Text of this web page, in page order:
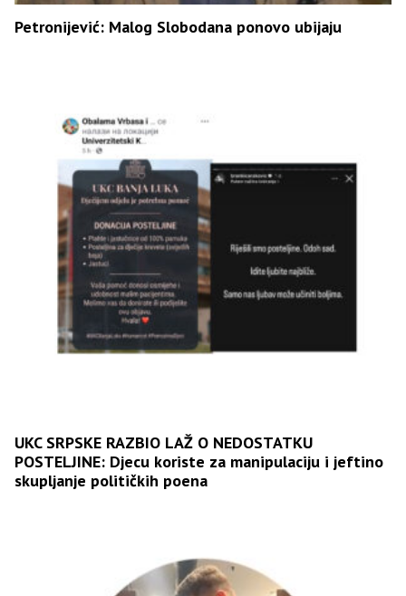
Petronijević: Malog Slobodana ponovo ubijaju
UKC SRPSKE RAZBIO LAŽ O NEDOSTATKU
POSTELJINE: Djecu koriste za manipulaciju i jeftino
skupljanje političkih poena